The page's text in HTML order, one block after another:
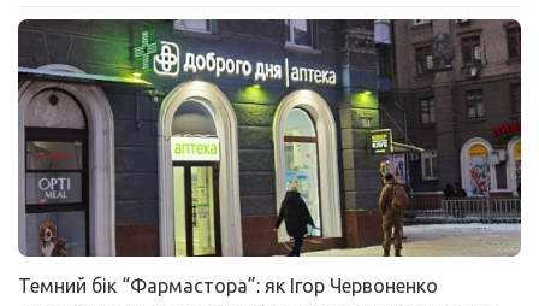
Темний бік “Фармастора”: як Ігор Червоненко